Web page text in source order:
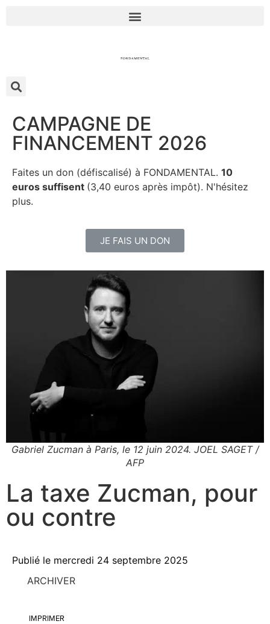
CAMPAGNE DE
FINANCEMENT 2026
Faites un don (défiscalisé) à FONDAMENTAL. 10
euros suffisent (3,40 euros après impôt). N'hésitez
plus.
JE FAIS UN DON
Gabriel Zucman à Paris, le 12 juin 2024. JOEL SAGET /
AFP
La taxe Zucman, pour
ou contre
Publié le mercredi 24 septembre 2025
ARCHIVER
IMPRIMER